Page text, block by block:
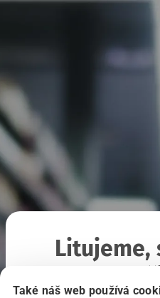
Také náš web používá
Litujeme,